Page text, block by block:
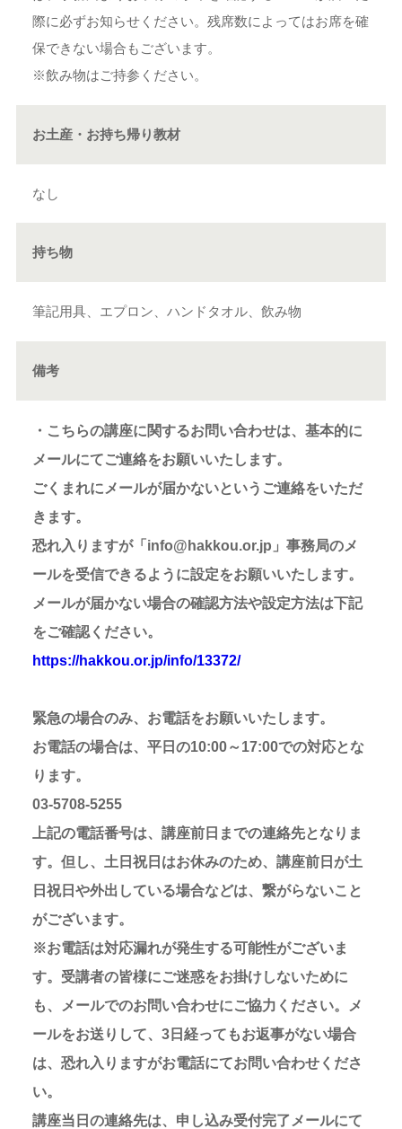
際に必ずお知らせください。残席数によってはお席を確
保できない場合もございます。
※飲み物はご持参ください。
お土産・お持ち帰り教材
なし
持ち物
筆記用具、エプロン、ハンドタオル、飲み物
備考
・こちらの講座に関するお問い合わせは、基本的に
メールにてご連絡をお願いいたします。
ごくまれにメールが届かないというご連絡をいただ
きます。
恐れ入りますが「info@hakkou.or.jp」事務局のメ
ールを受信できるように設定をお願いいたします。
メールが届かない場合の確認方法や設定方法は下記
をご確認ください。
https://hakkou.or.jp/info/13372/
緊急の場合のみ、お電話をお願いいたします。
お電話の場合は、平日の10:00～17:00での対応とな
ります。
03-5708-5255
上記の電話番号は、講座前日までの連絡先となりま
す。但し、土日祝日はお休みのため、講座前日が土
日祝日や外出している場合などは、繋がらないこと
がございます。
※お電話は対応漏れが発生する可能性がございま
す。受講者の皆様にご迷惑をお掛けしないために
も、メールでのお問い合わせにご協力ください。メ
ールをお送りして、3日経ってもお返事がない場合
は、恐れ入りますがお電話にてお問い合わせくださ
い。
講座当日の連絡先は、申し込み受付完了メールにて